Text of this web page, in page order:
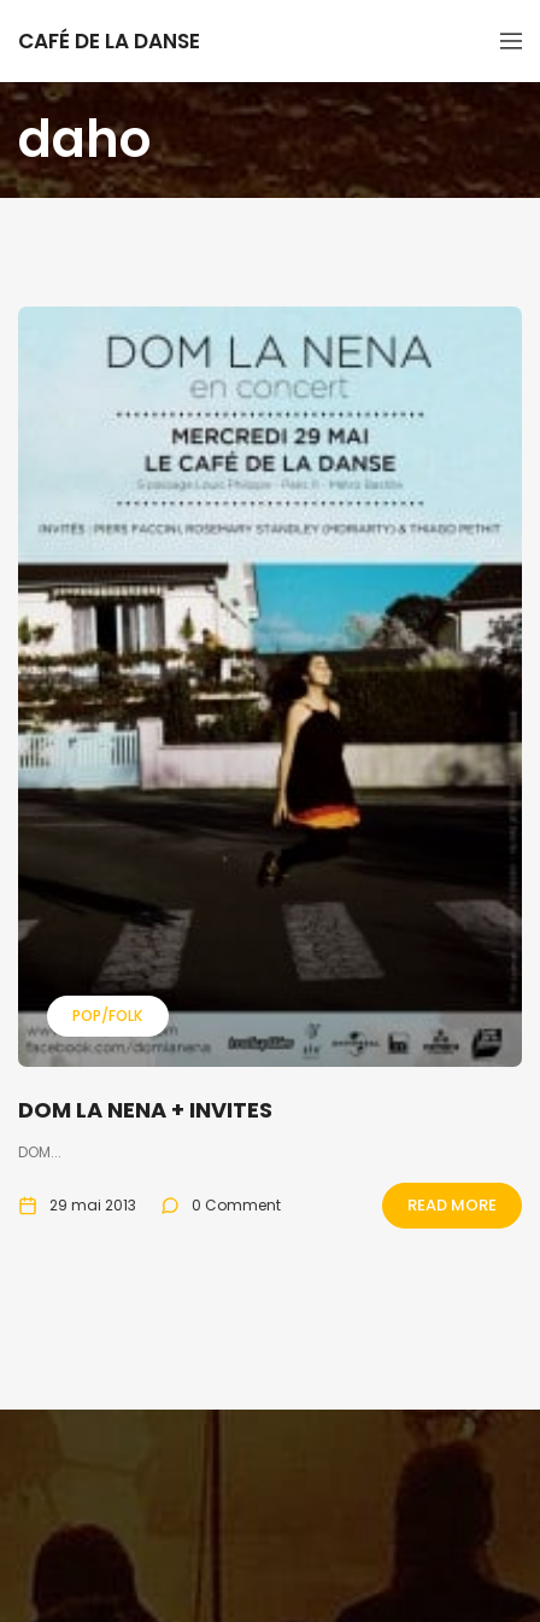
CAFÉ DE LA DANSE
daho
POP/FOLK
DOM LA NENA + INVITES
DOM...
29 mai 2013 0 Comment READ MORE